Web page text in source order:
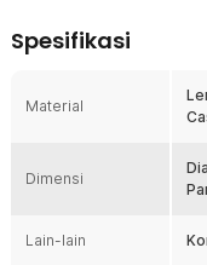
Cocok digunakan saat
Fleksibel Universal 360º
Sistem buckle
360° memudahkan
tanpa harus melepas
bergelombang
Spesifikasi
Material
Dimensi
Lain-lain